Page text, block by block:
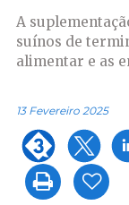
A
suínos de
alimentar e as
13 Fevereiro 2025